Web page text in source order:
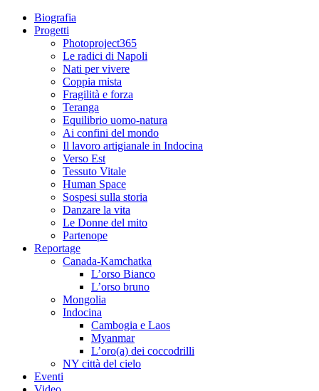
Biografia
Progetti
Photoproject365
Le radici di Napoli
Nati per vivere
Coppia mista
Fragilità e forza
Teranga
Equilibrio uomo-natura
Ai confini del mondo
Il lavoro artigianale in Indocina
Verso Est
Tessuto Vitale
Human Space
Sospesi sulla storia
Danzare la vita
Le Donne del mito
Partenope
Reportage
Canada-Kamchatka
L’orso Bianco
L’orso bruno
Mongolia
Indocina
Cambogia e Laos
Myanmar
L’oro(a) dei coccodrilli
NY città del cielo
Eventi